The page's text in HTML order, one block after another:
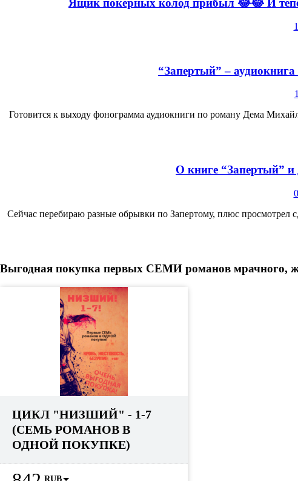
Ящик покерных колод прибыл 😂😂 И
“Запертый” –
Готовится к выходу фонограмма аудиокниги по роману Дема
О книге “Запертый”
Сейчас перебираю разные обрывки по Запертому, плюс просмотрел
Выгодная покупка первых СЕМИ романов мрачного,
ЦИКЛ "НИЗШИЙ" - 1-7
(СЕМЬ РОМАНОВ В
ОДНОЙ ПОКУПКЕ)
RUB